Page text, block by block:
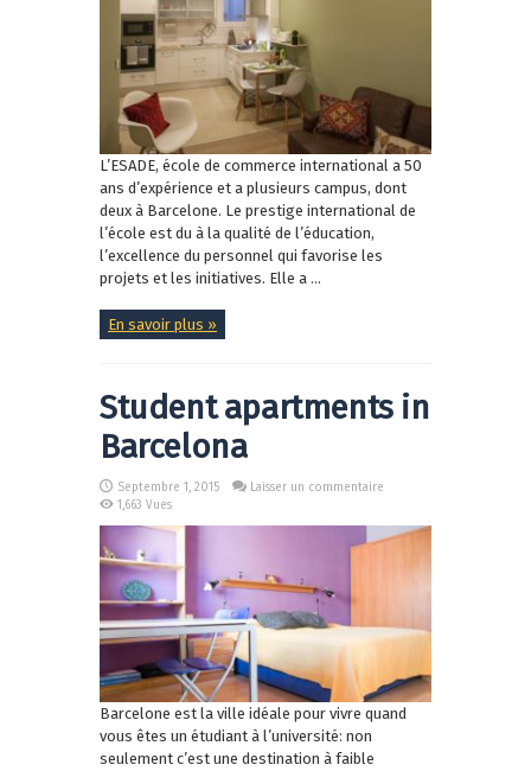
L’ESADE, école de commerce international a 50
ans d’expérience et a plusieurs campus, dont
deux à Barcelone. Le prestige international de
l’école est du à la qualité de l’éducation,
l’excellence du personnel qui favorise les
projets et les initiatives. Elle a ...
En savoir plus »
Student apartments in
Barcelona
Septembre 1, 2015
Laisser un commentaire
1,663 Vues
Barcelone est la ville idéale pour vivre quand
vous êtes un étudiant à l’université: non
seulement c’est une destination à faible